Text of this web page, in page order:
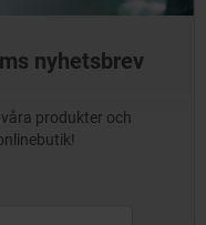
nyhetsbrev
produkter och